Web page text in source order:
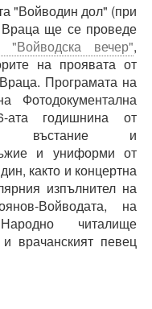
"Войводин дол" (при
Враца ще се проведе
"Войводска вечер",
на проявата от
Програмата на
Фотодокументална
ата годишнина от
въстание и
и униформи от
както и концертна
изпълнител на
Войводата, на
читалище
врачанският певец